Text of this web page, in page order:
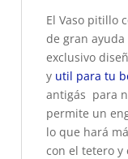
El Vaso pitillo
de gran
exclusivo
y util para tu
antigás para
permite un
lo que hará
con el tetero